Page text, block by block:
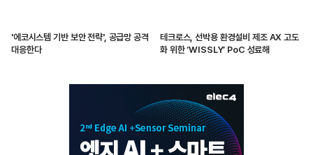
'에코시스템 기반 보안 전략', 공급망 공격
대응한다
테크로스, 선박용 환경설비 제조 AX 고도
화 위한 ‘WISSLY’ PoC 성료해